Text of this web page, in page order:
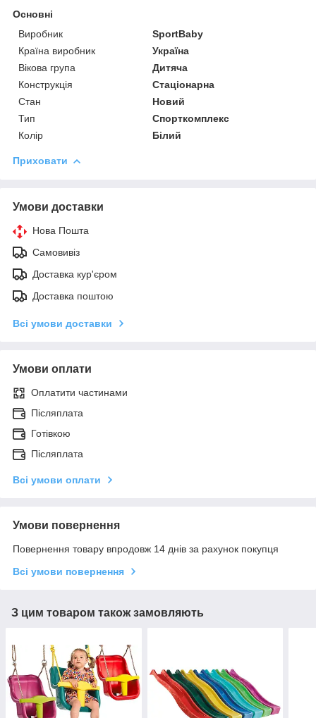
Основні
Виробник
SportBaby
Країна виробник
Україна
Вікова група
Дитяча
Конструкція
Стаціонарна
Стан
Новий
Тип
Спорткомплекс
Колір
Білий
Приховати
Умови доставки
Нова Пошта
Самовивіз
Доставка кур'єром
Доставка поштою
Всі умови доставки
Умови оплати
Оплатити частинами
Післяплата
Готівкою
Післяплата
Всі умови оплати
Умови повернення
Повернення товару впродовж 14 днів за рахунок покупця
Всі умови повернення
З цим товаром також замовляють